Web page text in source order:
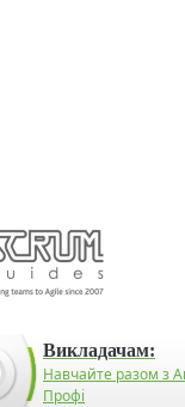
Викладачам:
Навчайте разом з
Профі